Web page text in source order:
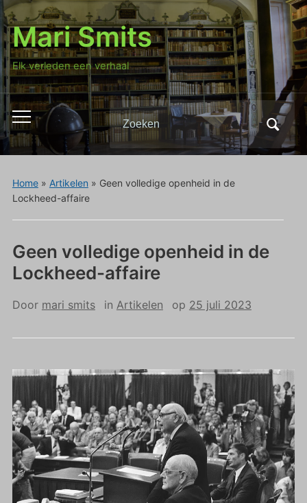
Mari Smits
Elk verleden een verhaal
Toggle
mobiel
menu
Zoeken
naar:
Home» Artikelen » Geen volledige openheid in de
Lockheed-affaire
Geen volledige openheid in de
Lockheed-affaire
Door mari smits in Artikelen op 25 juli 2023